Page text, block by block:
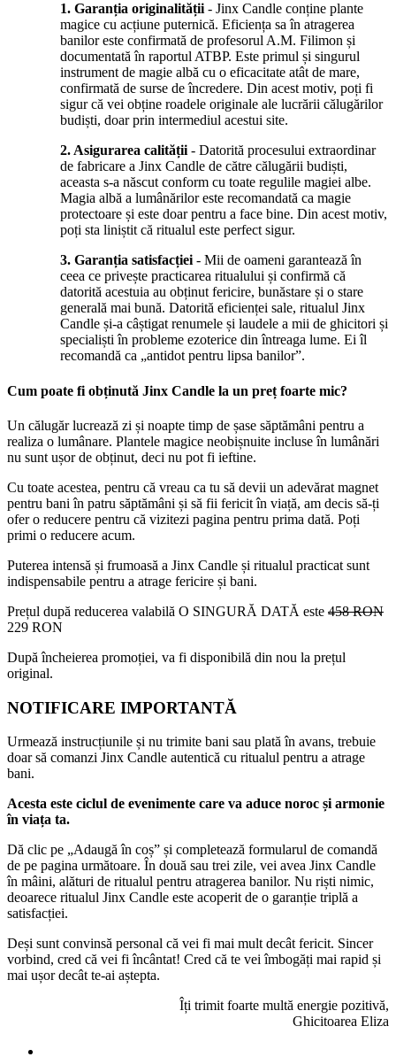
1. Garanția originalității - Jinx Candle conține plante
magice cu acțiune puternică. Eficiența sa în atragerea
banilor este confirmată de profesorul A.M. Filimon și
documentată în raportul ATBP. Este primul și singurul
instrument de magie albă cu o eficacitate atât de mare,
confirmată de surse de încredere. Din acest motiv, poți fi
sigur că vei obține roadele originale ale lucrării călugărilor
budiști, doar prin intermediul acestui site.
2. Asigurarea calității - Datorită procesului extraordinar
de fabricare a Jinx Candle de către călugării budiști,
aceasta s-a născut conform cu toate regulile magiei albe.
Magia albă a lumânărilor este recomandată ca magie
protectoare și este doar pentru a face bine. Din acest motiv,
poți sta liniștit că ritualul este perfect sigur.
3. Garanția satisfacției - Mii de oameni garantează în
ceea ce privește practicarea ritualului și confirmă că
datorită acestuia au obținut fericire, bunăstare și o stare
generală mai bună. Datorită eficienței sale, ritualul Jinx
Candle și-a câștigat renumele și laudele a mii de ghicitori și
specialiști în probleme ezoterice din întreaga lume. Ei îl
recomandă ca „antidot pentru lipsa banilor”.
Cum poate fi obținută Jinx Candle la un preț foarte mic?
Un călugăr lucrează zi și noapte timp de șase săptămâni pentru a
realiza o lumânare. Plantele magice neobișnuite incluse în lumânări
nu sunt ușor de obținut, deci nu pot fi ieftine.
Cu toate acestea, pentru că vreau ca tu să devii un adevărat magnet
pentru bani în patru săptămâni și să fii fericit în viață, am decis să-ți
ofer o reducere pentru că vizitezi pagina pentru prima dată. Poți
primi o reducere acum.
Puterea intensă și frumoasă a Jinx Candle și ritualul practicat sunt
indispensabile pentru a atrage fericire și bani.
Prețul după reducerea valabilă O SINGURĂ DATĂ este 458 RON
229 RON
După încheierea promoției, va fi disponibilă din nou la prețul
original.
NOTIFICARE IMPORTANTĂ
Urmează instrucțiunile și nu trimite bani sau plată în avans, trebuie
doar să comanzi Jinx Candle autentică cu ritualul pentru a atrage
bani.
Acesta este ciclul de evenimente care va aduce noroc și armonie
în viața ta.
Dă clic pe „Adaugă în coș” și completează formularul de comandă
de pe pagina următoare. În două sau trei zile, vei avea Jinx Candle
în mâini, alături de ritualul pentru atragerea banilor. Nu riști nimic,
deoarece ritualul Jinx Candle este acoperit de o garanție triplă a
satisfacției.
Deși sunt convinsă personal că vei fi mai mult decât fericit. Sincer
vorbind, cred că vei fi încântat! Cred că te vei îmbogăți mai rapid și
mai ușor decât te-ai aștepta.
Îți trimit foarte multă energie pozitivă,
Ghicitoarea Eliza